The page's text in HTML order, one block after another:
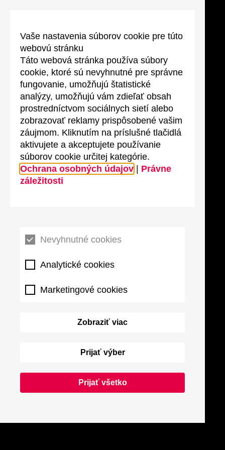
Vaše nastavenia súborov cookie pre túto
webovú stránku
Táto webová stránka používa súbory
cookie, ktoré sú nevyhnutné pre správne
fungovanie, umožňujú štatistické
analýzy, umožňujú vám zdieľať obsah
prostredníctvom sociálnych sietí alebo
zobrazovať reklamy prispôsobené vašim
záujmom. Kliknutím na príslušné tlačidlá
aktivujete a akceptujete používanie
súborov cookie určitej kategórie.
Ochrana osobných údajov
Právne
záležitosti
Nevyhnutné cookies
Analytické cookies
Marketingové cookies
Zobraziť viac
Prijať výber
Prijať všetko